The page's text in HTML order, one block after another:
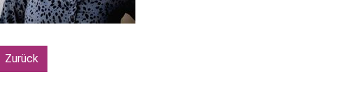
Zurück